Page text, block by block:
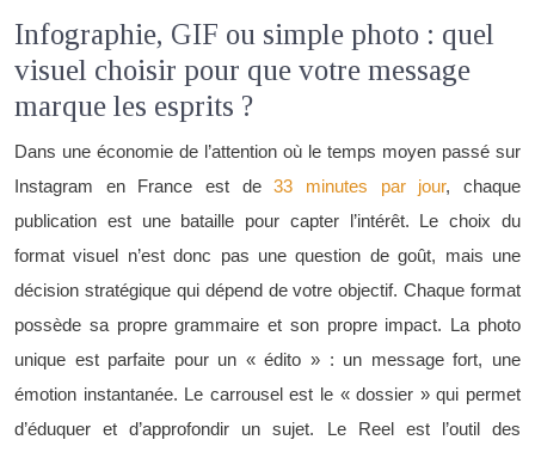
Infographie, GIF ou simple photo : quel
visuel choisir pour que votre message
marque les esprits ?
Dans une économie de l’attention où le temps moyen passé sur
Instagram en France est de33 minutes par jour, chaque
publication est une bataille pour capter l’intérêt. Le choix du
format visuel n’est donc pas une question de goût, mais une
décision stratégique qui dépend de votre objectif. Chaque format
possède sa propre grammaire et son propre impact. La photo
unique est parfaite pour un « édito » : un message fort, une
émotion instantanée. Le carrousel est le « dossier » qui permet
d’éduquer et d’approfondir un sujet. Le Reel est l’outil des